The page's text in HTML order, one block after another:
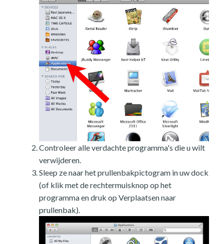
Controleer alle verdachte programma's die u wilt
verwijderen.
Sleep ze naar het prullenbakpictogram in uw dock
(of klik met de rechtermuisknop op het
programma en druk op Verplaatsen naar
prullenbak).